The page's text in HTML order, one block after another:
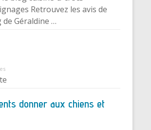
Retrouvez les avis de
Géraldine …
donner aux chiens et